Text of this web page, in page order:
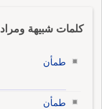
كلمات شبيهة
طمأن
طمأن